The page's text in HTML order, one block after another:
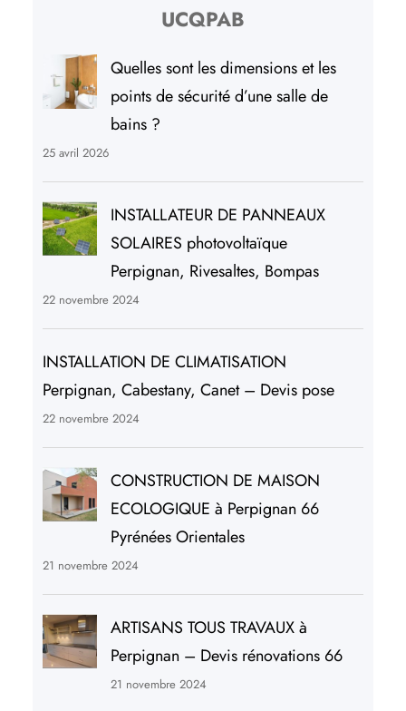
UCQPAB
Quelles sont les dimensions et les
points de sécurité d’une salle de
bains ?
25 avril 2026
INSTALLATEUR DE PANNEAUX
SOLAIRES photovoltaïque
Perpignan, Rivesaltes, Bompas
22 novembre 2024
INSTALLATION DE CLIMATISATION
Perpignan, Cabestany, Canet – Devis pose
22 novembre 2024
CONSTRUCTION DE MAISON
ECOLOGIQUE à Perpignan 66
Pyrénées Orientales
21 novembre 2024
ARTISANS TOUS TRAVAUX à
Perpignan – Devis rénovations 66
21 novembre 2024